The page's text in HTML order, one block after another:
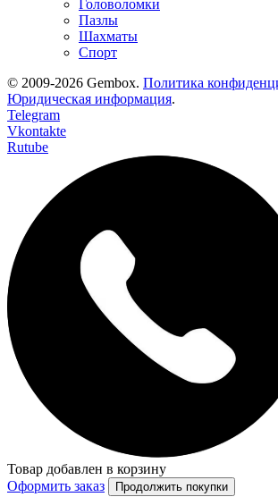
Головоломки
Пазлы
Шахматы
Спорт
© 2009-2026 Gembox. Политика
Юридическая информация.
Telegram
Vkontakte
Rutube
Товар добавлен в корзину
Оформить заказ
Продолжить покупки